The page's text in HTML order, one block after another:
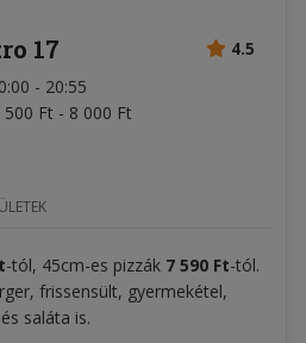
4.5
17
- 20:55
Ft - 8 000 Ft
-tól, 45cm-es pizzák 7 590 Ft-tól.
frissensült, gyermekétel,
saláta is.